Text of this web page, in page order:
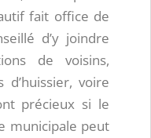
fait office de
d’y joindre
de voisins,
d’huissier, voire
précieux si le
municipale peut